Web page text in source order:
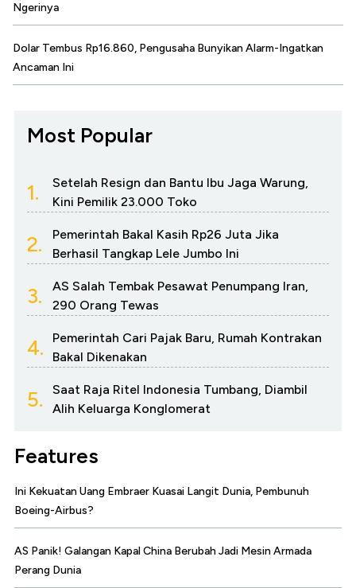
Ngerinya
Dolar Tembus Rp16.860, Pengusaha Bunyikan Alarm-Ingatkan
Ancaman Ini
Most Popular
1.
Setelah Resign dan Bantu Ibu Jaga Warung,
Kini Pemilik 23.000 Toko
2.
Pemerintah Bakal Kasih Rp26 Juta Jika
Berhasil Tangkap Lele Jumbo Ini
3.
AS Salah Tembak Pesawat Penumpang Iran,
290 Orang Tewas
4.
Pemerintah Cari Pajak Baru, Rumah Kontrakan
Bakal Dikenakan
5.
Saat Raja Ritel Indonesia Tumbang, Diambil
Alih Keluarga Konglomerat
Features
Ini Kekuatan Uang Embraer Kuasai Langit Dunia, Pembunuh
Boeing-Airbus?
AS Panik! Galangan Kapal China Berubah Jadi Mesin Armada
Perang Dunia